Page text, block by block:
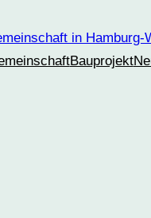
Bauprojekt